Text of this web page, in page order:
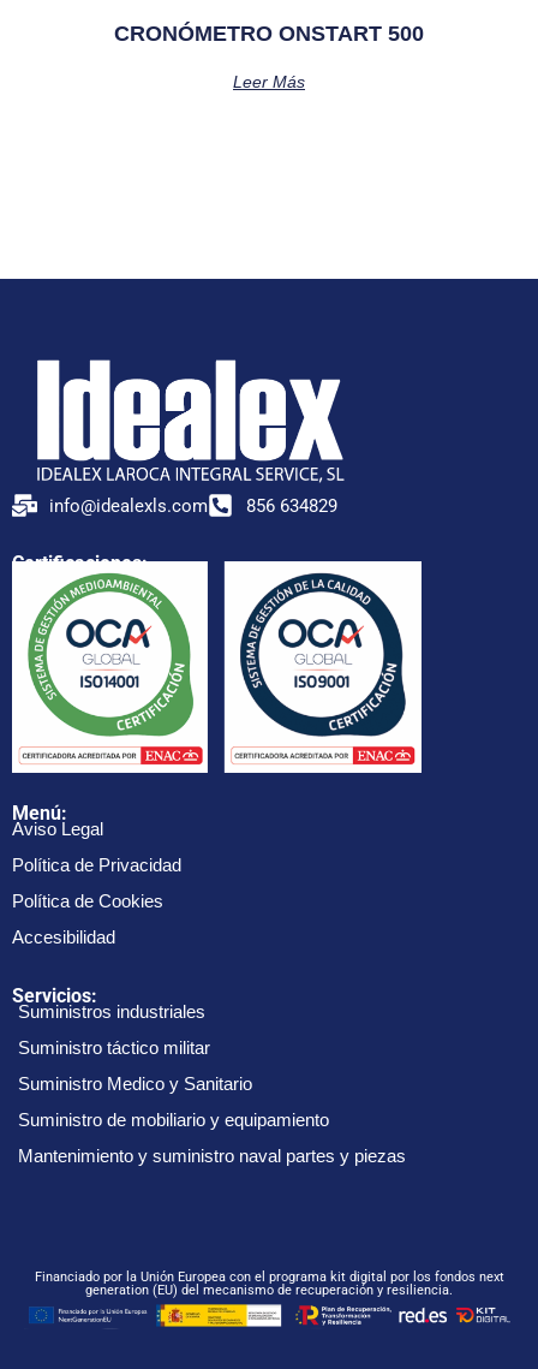
CRONÓMETRO ONSTART 500
Leer Más
info@idealexls.com 856 634829
Certificaciones:
Menú:
Aviso Legal
Política de Privacidad
Política de Cookies
Accesibilidad
Servicios:
Suministros industriales
Suministro táctico militar
Suministro Medico y Sanitario
Suministro de mobiliario y equipamiento
Mantenimiento y suministro naval partes y piezas
Financiado por la Unión Europea con el programa kit digital por los fondos next
generation (EU) del mecanismo de recuperación y resiliencia.